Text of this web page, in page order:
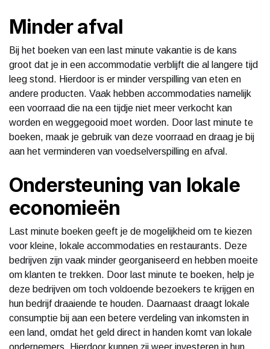
Minder afval
Bij het boeken van een last minute vakantie is de kans
groot dat je in een accommodatie verblijft die al langere tijd
leeg stond. Hierdoor is er minder verspilling van eten en
andere producten. Vaak hebben accommodaties namelijk
een voorraad die na een tijdje niet meer verkocht kan
worden en weggegooid moet worden. Door last minute te
boeken, maak je gebruik van deze voorraad en draag je bij
aan het verminderen van voedselverspilling en afval.
Ondersteuning van lokale
economieën
Last minute boeken geeft je de mogelijkheid om te kiezen
voor kleine, lokale accommodaties en restaurants. Deze
bedrijven zijn vaak minder georganiseerd en hebben moeite
om klanten te trekken. Door last minute te boeken, help je
deze bedrijven om toch voldoende bezoekers te krijgen en
hun bedrijf draaiende te houden. Daarnaast draagt lokale
consumptie bij aan een betere verdeling van inkomsten in
een land, omdat het geld direct in handen komt van lokale
ondernemers. Hierdoor kunnen zij weer investeren in hun